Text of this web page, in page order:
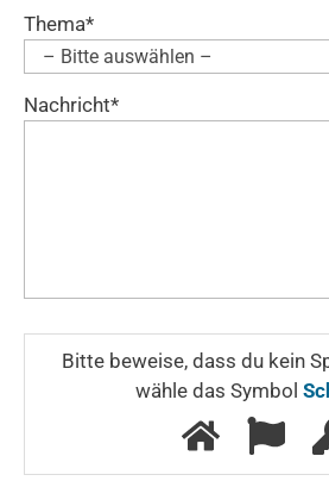
Thema*
Nachricht*
Bitte beweise, dass du kein
wähle das Symbol